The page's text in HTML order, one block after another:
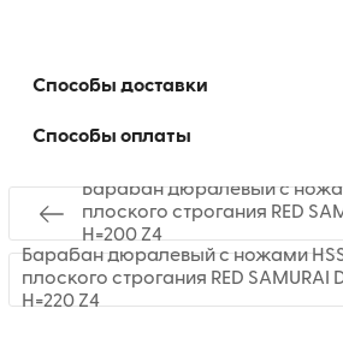
Способы доставки
Способы оплаты
Барабан дюралевый с
плоского строгания RED
H=200 Z4
Барабан дюралевый с ножами
плоского строгания RED SAMURAI
H=220 Z4